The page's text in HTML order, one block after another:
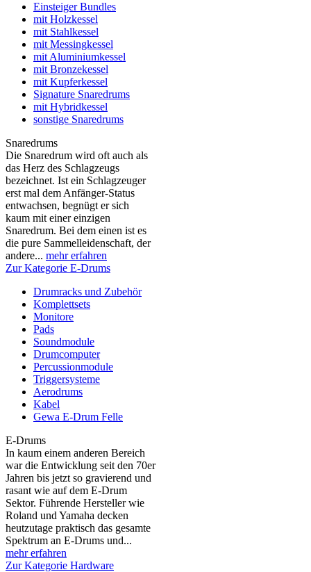
Einsteiger Bundles
mit Holzkessel
mit Stahlkessel
mit Messingkessel
mit Aluminiumkessel
mit Bronzekessel
mit Kupferkessel
Signature Snaredrums
mit Hybridkessel
sonstige Snaredrums
Snaredrums
Die Snaredrum wird oft auch als
das Herz des Schlagzeugs
bezeichnet. Ist ein Schlagzeuger
erst mal dem Anfänger-Status
entwachsen, begnügt er sich
kaum mit einer einzigen
Snaredrum. Bei dem einen ist es
die pure Sammelleidenschaft, der
andere... mehr erfahren
Zur Kategorie E-Drums
Drumracks und Zubehör
Komplettsets
Monitore
Pads
Soundmodule
Drumcomputer
Percussionmodule
Triggersysteme
Aerodrums
Kabel
Gewa E-Drum Felle
E-Drums
In kaum einem anderen Bereich
war die Entwicklung seit den 70er
Jahren bis jetzt so gravierend und
rasant wie auf dem E-Drum
Sektor. Führende Hersteller wie
Roland und Yamaha decken
heutzutage praktisch das gesamte
Spektrum an E-Drums und...
mehr erfahren
Zur Kategorie Hardware